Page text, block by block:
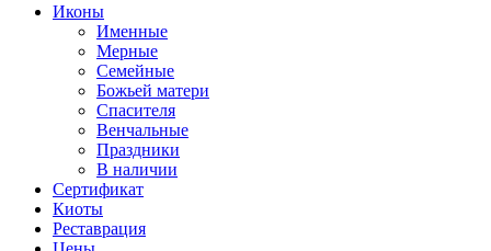
Иконы
Именные
Мерные
Семейные
Божьей матери
Спасителя
Венчальные
Праздники
В наличии
Сертификат
Киоты
Реставрация